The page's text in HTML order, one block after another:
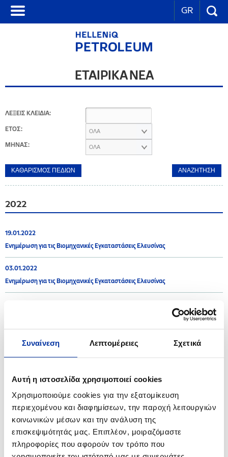
Συναίνεση Λεπτομέρειες Σχετικά
Αυτή η ιστοσελίδα χρησιμοποιεί cookies
Χρησιμοποιούμε cookies για την εξατομίκευση
περιεχομένου και διαφημίσεων, την παροχή λειτουργιών
κοινωνικών μέσων και την ανάλυση της
επισκεψιμότητάς μας. Επιπλέον, μοιραζόμαστε
πληροφορίες που αφορούν τον τρόπο που
GR
ΕΤΑΙΡΙΚΑ ΝΕΑ
ΛΕΞΕΙΣ ΚΛΕΙΔΙΑ:
ΕΤΟΣ: ΟΛΑ
ΜΗΝΑΣ: ΟΛΑ
2022
19.01.2022
Ενημέρωση για τις Βιομηχανικές Εγκαταστάσεις Ελευσίνας
03.01.2022
Ενημέρωση για τις Βιομηχανικές Εγκαταστάσεις Ελευσίνας
08.12.2021
Ενημέρωση για τις Βιομηχανικές Εγκαταστάσεις Ελευσίνας
08.10.2021
Ανακοίνωση - Βιομηχανικές Εγκαταστάσεις Ελευσίνας